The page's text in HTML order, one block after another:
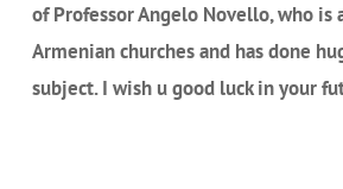
of Professor Angelo Novello, who is
Armenian churches and has done
subject. I wish u good luck in your